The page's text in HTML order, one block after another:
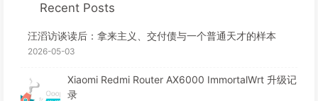
Recent Posts
汪滔访谈读后：拿来主义、交付债与一个普通天才的样本
2026-05-03
Xiaomi Redmi Router AX6000 ImmortalWrt 升级记
录